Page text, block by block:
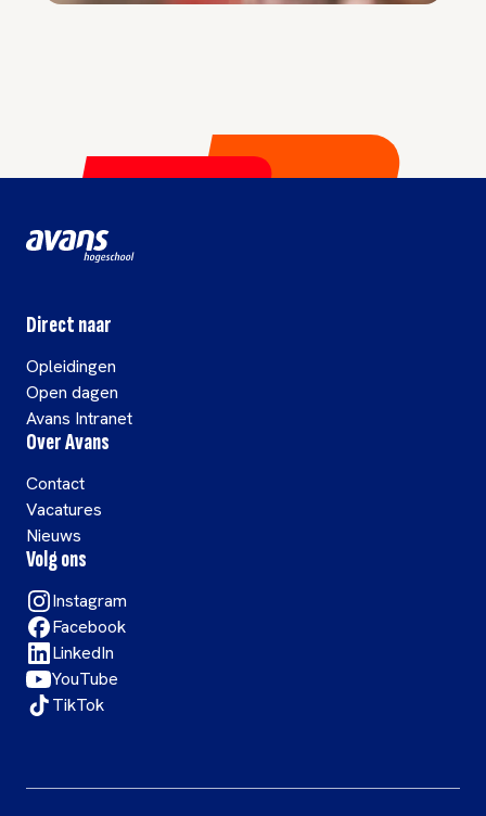
Direct naar
Opleidingen
Open dagen
Avans Intranet
Over Avans
Contact
Vacatures
Nieuws
Volg ons
Instagram
Facebook
LinkedIn
YouTube
TikTok